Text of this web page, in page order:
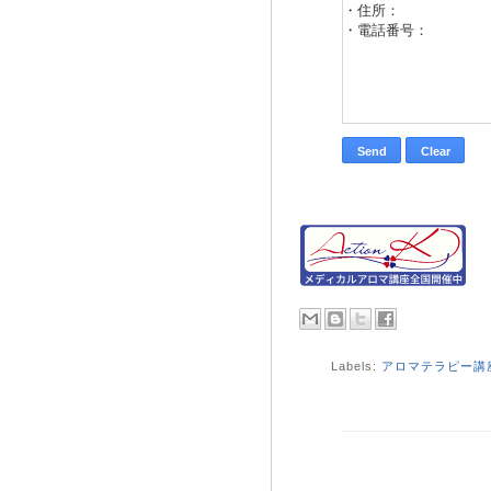
Labels: アロマテラピー講